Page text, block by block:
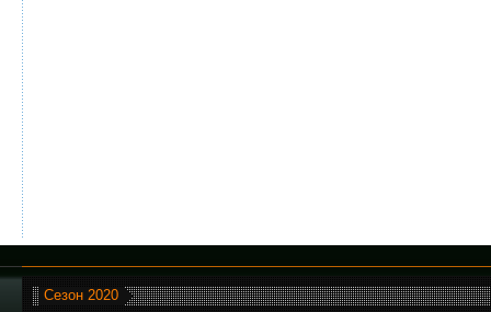
Сезон 2020